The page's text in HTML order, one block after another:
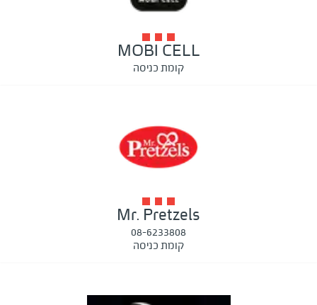
MOBI CELL
קומת כניסה
Mr. Pretzels
08-6233808
קומת כניסה